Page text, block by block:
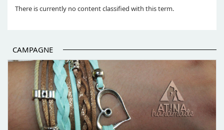
There is currently no content classified with this term.
CAMPAGNE